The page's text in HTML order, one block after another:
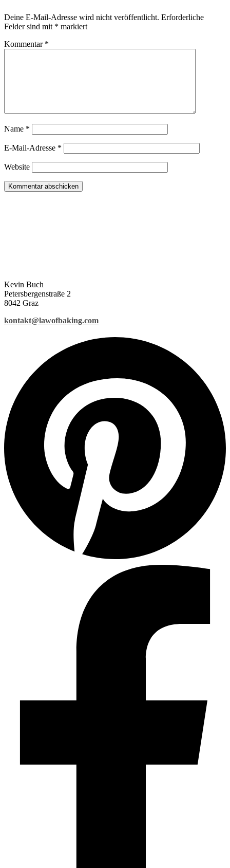
Deine E-Mail-Adresse wird nicht veröffentlicht. Erforderliche
Felder sind mit * markiert
Kommentar *
Name *
E-Mail-Adresse *
Website
Kevin Buch
Petersbergenstraße 2
8042 Graz
kontakt@lawofbaking.com